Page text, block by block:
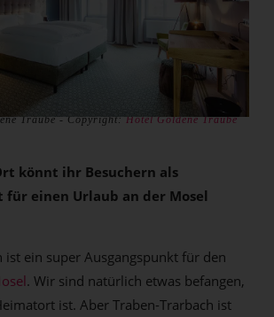
Traube - Copyright:Hotel Goldene Traube
könnt ihr Besuchern als
für einen Urlaub an der Mosel
ist ein super Ausgangspunkt für den
. Wir sind natürlich etwas befangen,
ist. Aber Traben-Trarbach ist